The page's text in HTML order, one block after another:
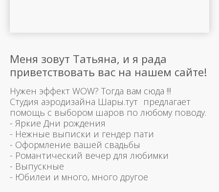
Меня зовут Татьяна, и я рада
приветствовать вас на нашем сайте!
Нужен эффект WOW? Тогда вам сюда !!!
Студия аэродизайна Шары.тут предлагает
помощь с выбором шаров по любому поводу.
- Яркие Дни рождения
- Нежные выписки и гендер пати
- Оформление вашей свадьбы
- Романтический вечер для любимки
- Выпускные
- Юбилеи и много, много другое